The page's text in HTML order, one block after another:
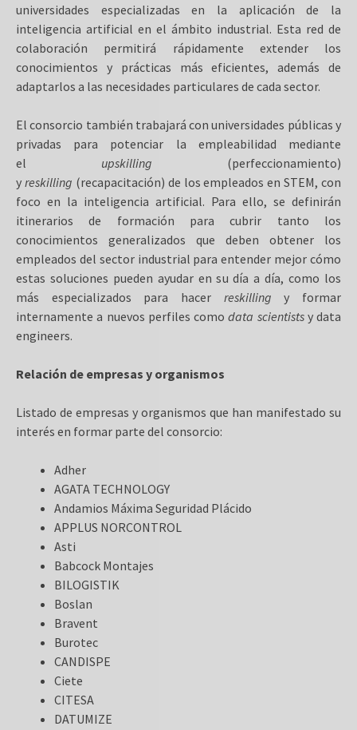
universidades especializadas en la aplicación de la
inteligencia artificial en el ámbito industrial. Esta red de
colaboración permitirá rápidamente extender los
conocimientos y prácticas más eficientes, además de
adaptarlos a las necesidades particulares de cada sector.
El consorcio también trabajará con universidades públicas y
privadas para potenciar la empleabilidad mediante
el upskilling (perfeccionamiento)
y reskilling (recapacitación) de los empleados en STEM, con
foco en la inteligencia artificial. Para ello, se definirán
itinerarios de formación para cubrir tanto los
conocimientos generalizados que deben obtener los
empleados del sector industrial para entender mejor cómo
estas soluciones pueden ayudar en su día a día, como los
más especializados para hacer reskilling y formar
internamente a nuevos perfiles comodata scientistsy data
engineers.
Relación de empresas y organismos
Listado de empresas y organismos que han manifestado su
interés en formar parte del consorcio:
Adher
AGATA TECHNOLOGY
Andamios Máxima Seguridad Plácido
APPLUS NORCONTROL
Asti
Babcock Montajes
BILOGISTIK
Boslan
Bravent
Burotec
CANDISPE
Ciete
CITESA
DATUMIZE